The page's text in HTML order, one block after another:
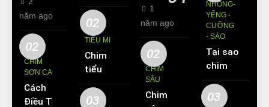
năm ago
02
CHIM
SƠN CA
Cách
Điều Trị
02
TIỂU MI
Chim
tiểu mi
ăn gì?
Kinh
03
1
năm ago
02
CHIM
SÂU
Chim
NHỒNG-
YỂNG -
CƯỠNG
- SÁO
Tại sao
chim
Sáo lại
được
03